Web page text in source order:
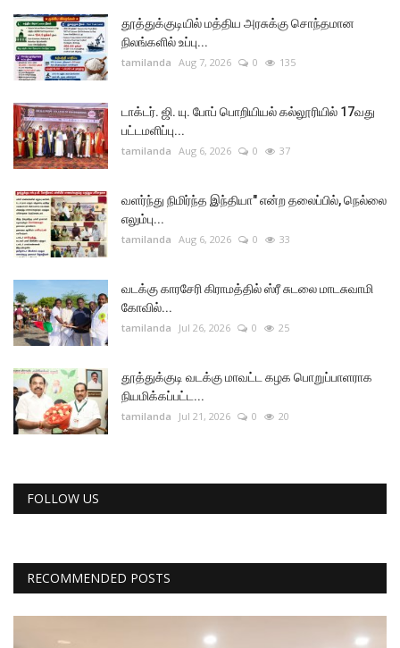
தூத்துக்குடியில் மத்திய அரசுக்கு சொந்தமான
நிலங்களில் உப்பு...
tamilanda Aug 7, 2026 0 135
டாக்டர். ஜி. யு. போப் பொறியியல் கல்லூரியில் 17வது
பட்டமளிப்பு...
tamilanda Aug 6, 2026 0 37
வளர்ந்து நிமிர்ந்த இந்தியா" என்ற தலைப்பில், நெல்லை
எலும்பு...
tamilanda Aug 6, 2026 0 33
வடக்கு காரசேரி கிராமத்தில் ஸ்ரீ சுடலை மாடசுவாமி
கோவில்...
tamilanda Jul 26, 2026 0 25
தூத்துக்குடி வடக்கு மாவட்ட கழக பொறுப்பாளராக
நியமிக்கப்பட்ட...
tamilanda Jul 21, 2026 0 20
FOLLOW US
RECOMMENDED POSTS